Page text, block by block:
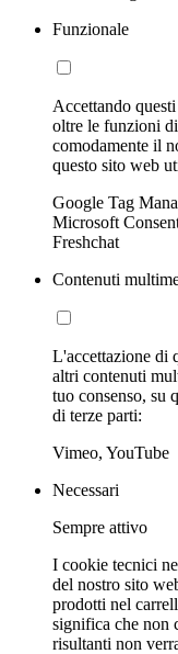
Funzionale
Accettando
oltre le funzioni
comodamente il
questo sito web
Google Tag
Microsoft
Freshchat
Contenuti
L'accettazione di
altri contenuti
tuo consenso, su
di terze parti:
Vimeo, YouTube
Necessari
Sempre attivo
I cookie tecnici
del nostro sito
prodotti nel
significa che non
risultanti non